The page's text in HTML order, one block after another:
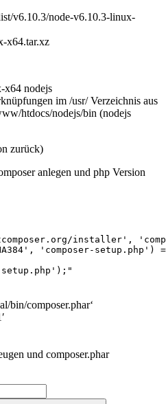
v6.10.3/node-v6.10.3-linux-
x64.tar.xz
x64 nodejs
im /usr/ Verzeichnis aus
htdocs/nodejs/bin (nodejs
zurück)
anlegen und php Version
installer',
'composer-setup.php')
bin/composer.phar‘
und composer.phar